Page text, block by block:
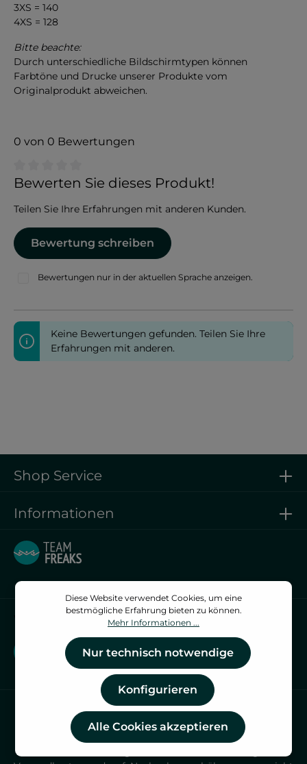
3XS = 140
4XS = 128
Bitte beachte:
Durch unterschiedliche Bildschirmtypen können
Farbtöne und Drucke unserer Produkte vom
Originalprodukt abweichen.
0 von 0 Bewertungen
Durchschnittliche Bewertung von 0 von 5 Sternen
Bewerten Sie dieses Produkt!
Teilen Sie Ihre Erfahrungen mit anderen Kunden.
Bewertung schreiben
Bewertungen nur in der aktuellen Sprache anzeigen.
Keine Bewertungen gefunden. Teilen Sie Ihre
Erfahrungen mit anderen.
Vertrag widerrufen
Vertrag widerrufen
Shop Service
Informationen
Diese Website verwendet Cookies, um eine
bestmögliche Erfahrung bieten zu können.
Mehr Informationen ...
Nur technisch notwendige
Konfigurieren
Alle Cookies akzeptieren